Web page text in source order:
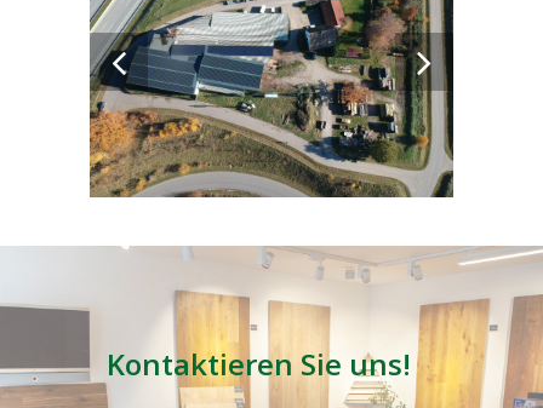
Kontaktieren Sie uns!